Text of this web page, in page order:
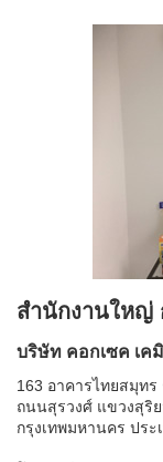
สำนักงานใหญ่
บริษัท คอกเซค เค
163 อาคารไทยสมุทร
ถนนสุรวงศ์ แขวงสุริ
กรุงเทพมหานคร ประ